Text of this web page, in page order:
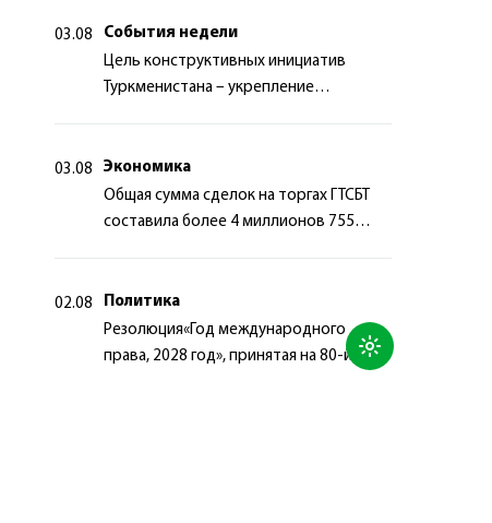
03.08
События недели
Цель конструктивных инициатив
Туркменистана – укрепление
03.08
Экономика
Общая сумма сделок на торгах ГТСБТ
составила более 4 миллионов 755
02.08
Политика
Резолюция«Год международного
права, 2028 год», принятая на 80-й